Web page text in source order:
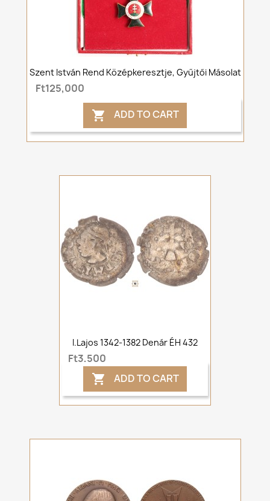
Szent István Rend Középkeresztje, Gyűjtői Másolat
Ft125,000
 ADD TO CART
I.Lajos 1342-1382 Denár ÉH 432
Ft3,500
 ADD TO CART